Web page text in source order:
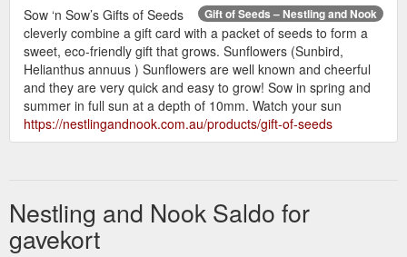
Gift of Seeds – Nestling and Nook
Sow ‘n Sow’s Gifts of Seeds
cleverly combine a gift card with a packet of seeds to form a
sweet, eco-friendly gift that grows. Sunflowers (Sunbird,
Helianthus annuus ) Sunflowers are well known and cheerful
and they are very quick and easy to grow! Sow in spring and
summer in full sun at a depth of 10mm. Watch your sun
https://nestlingandnook.com.au/products/gift-of-seeds
Nestling and Nook Saldo for
gavekort